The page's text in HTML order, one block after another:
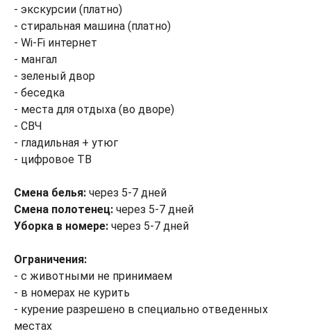
- экскурсии (платно)
- стиральная машина (платно)
- Wi-Fi интернет
- мангал
- зеленый двор
- беседка
- места для отдыха (во дворе)
- СВЧ
- гладильная + утюг
- цифровое ТВ
Смена белья: через 5-7 дней
Смена полотенец: через 5-7 дней
Уборка в номере: через 5-7 дней
Ограничения:
- с животными не принимаем
- в номерах не курить
- курение разрешено в специально отведенных
местах